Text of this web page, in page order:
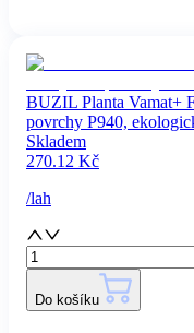
BUZIL Planta Vamat+
povrchy P940,
Skladem
270.12 Kč
/lah
Do košíku